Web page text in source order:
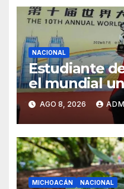
NACIONAL
Estudiante
el mundial
en China
AGO 8, 2026
MICHOACÁN NACIONAL